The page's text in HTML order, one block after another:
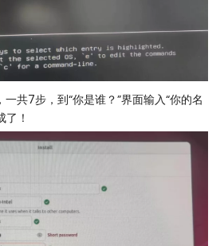
共7步，到“你是谁？”界面输入“你的名
了！